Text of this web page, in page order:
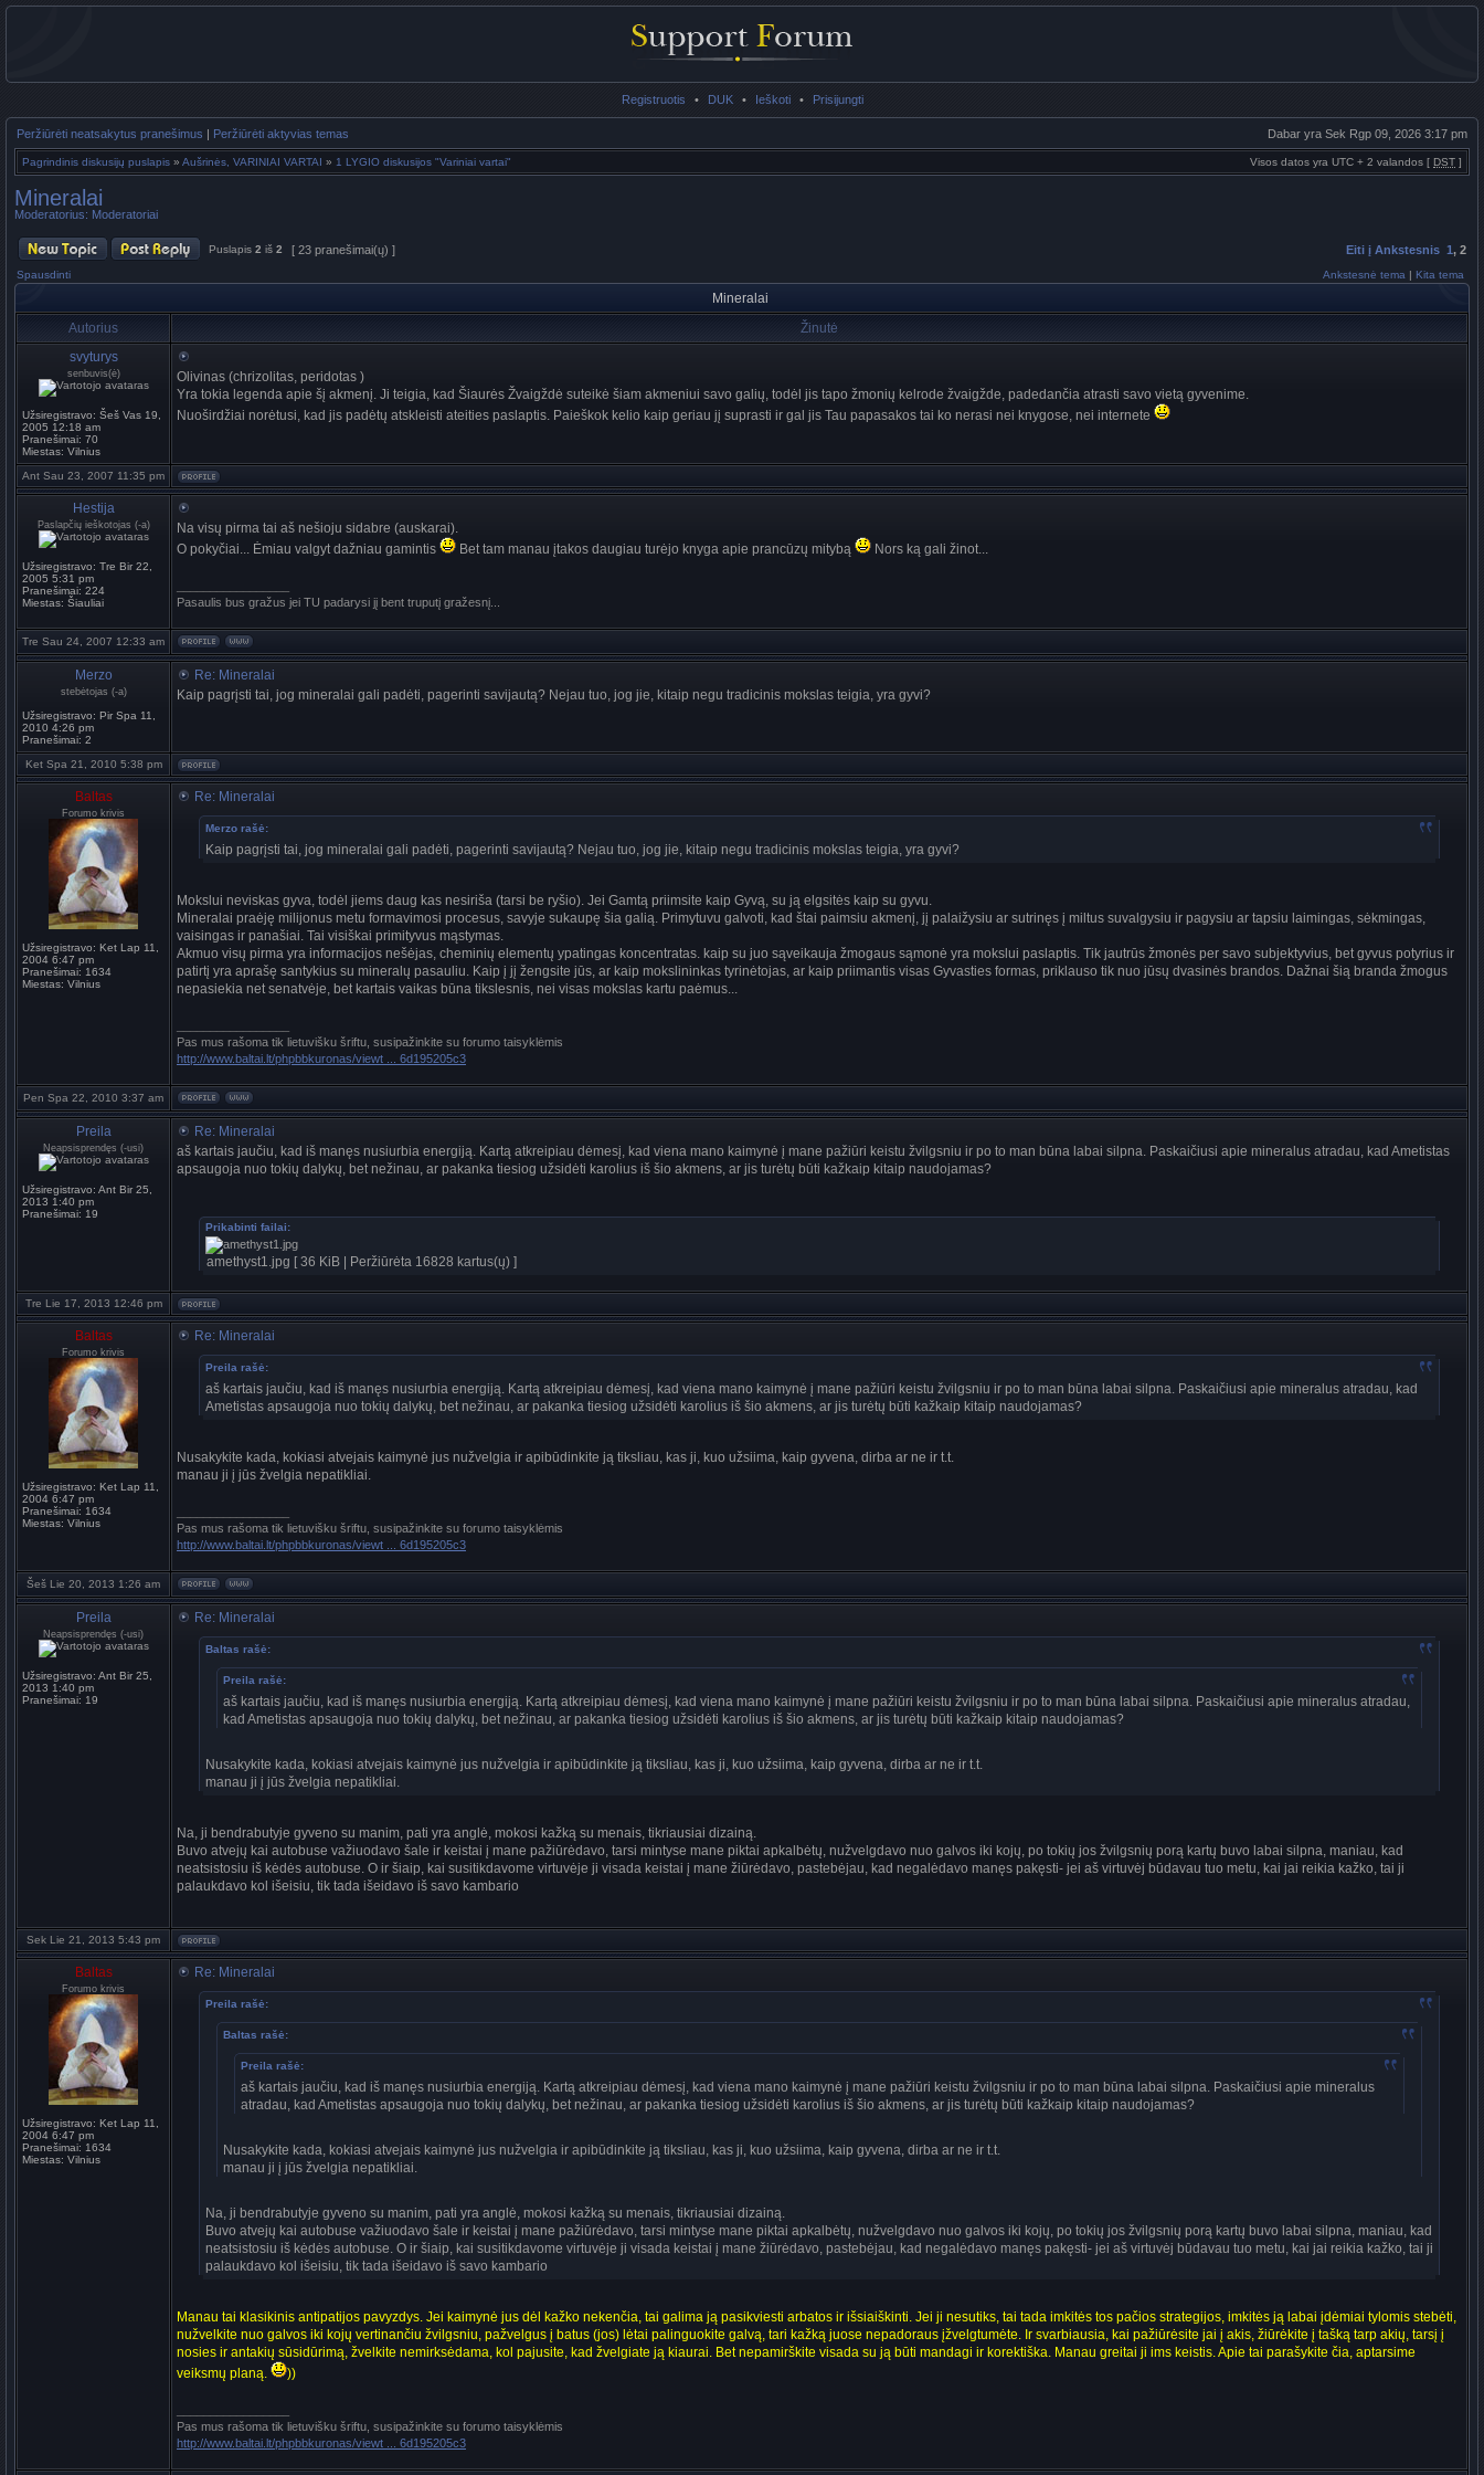
Registruotis • DUK • Ieškoti • Prisijungti
Peržiūrėti neatsakytus pranešimus | Peržiūrėti aktyvias temas Dabar yra Sek Rgp 09, 2026 3:17 pm
Pagrindinis diskusijų puslapis » Aušrinės, VARINIAI VARTAI » 1 LYGIO diskusijos "Variniai vartai" Visos datos yra UTC + 2 valandos [ DST ]
Mineralai
Moderatorius: Moderatoriai
Puslapis 2 iš 2 [ 23 pranešimai(ų) ] Eiti į Ankstesnis 1, 2
Spausdinti Ankstesnė tema | Kita tema
Mineralai
Autorius
Žinutė
svyturys
senbuvis(ė)
Užsiregistravo: Šeš Vas 19,
2005 12:18 am
Pranešimai: 70
Miestas: Vilnius
Olivinas (chrizolitas, peridotas )
Yra tokia legenda apie šį akmenį. Ji teigia, kad Šiaurės Žvaigždė suteikė šiam akmeniui savo galių, todėl jis tapo žmonių kelrode žvaigžde, padedančia atrasti savo vietą gyvenime.
Nuoširdžiai norėtusi, kad jis padėtų atskleisti ateities paslaptis. Paieškok kelio kaip geriau jį suprasti ir gal jis Tau papasakos tai ko nerasi nei knygose, nei internete
Ant Sau 23, 2007 11:35 pm
Hestija
Paslapčių ieškotojas (-a)
Užsiregistravo: Tre Bir 22,
2005 5:31 pm
Pranešimai: 224
Miestas: Šiauliai
Na visų pirma tai aš nešioju sidabre (auskarai).
O pokyčiai... Ėmiau valgyt dažniau gamintis
Bet tam manau įtakos daugiau turėjo knyga apie prancūzų mitybą Nors ką gali žinot...
Pasaulis bus gražus jei TU padarysi jį bent truputį gražesnį...
Tre Sau 24, 2007 12:33 am
Merzo
stebėtojas (-a)
Užsiregistravo: Pir Spa 11,
2010 4:26 pm
Pranešimai: 2
Re: Mineralai
Kaip pagrįsti tai, jog mineralai gali padėti, pagerinti savijautą? Nejau tuo, jog jie, kitaip negu tradicinis mokslas teigia, yra gyvi?
Ket Spa 21, 2010 5:38 pm
Baltas
Forumo krivis
Užsiregistravo: Ket Lap 11,
2004 6:47 pm
Pranešimai: 1634
Miestas: Vilnius
Re: Mineralai
Merzo rašė:
Kaip pagrįsti tai, jog mineralai gali padėti, pagerinti savijautą? Nejau tuo, jog jie, kitaip negu tradicinis mokslas teigia, yra gyvi?
Mokslui neviskas gyva, todėl jiems daug kas nesiriša (tarsi be ryšio). Jei Gamtą priimsite kaip Gyvą, su ją elgsitės kaip su gyvu.
Mineralai praėję milijonus metu formavimosi procesus, savyje sukaupę šia galią. Primytuvu galvoti, kad štai paimsiu akmenį, jį palaižysiu ar sutrinęs į miltus suvalgysiu ir pagysiu ar tapsiu laimingas, sėkmingas,
vaisingas ir panašiai. Tai visiškai primityvus mąstymas.
Akmuo visų pirma yra informacijos nešėjas, cheminių elementų ypatingas koncentratas. kaip su juo sąveikauja žmogaus sąmonė yra mokslui paslaptis. Tik jautrūs žmonės per savo subjektyvius, bet gyvus potyrius ir
patirtį yra aprašę santykius su mineralų pasauliu. Kaip į jį žengsite jūs, ar kaip mokslininkas tyrinėtojas, ar kaip priimantis visas Gyvasties formas, priklauso tik nuo jūsų dvasinės brandos. Dažnai šią branda žmogus
nepasiekia net senatvėje, bet kartais vaikas būna tikslesnis, nei visas mokslas kartu paėmus...
Pas mus rašoma tik lietuvišku šriftu, susipažinkite su forumo taisyklėmis
http://www.baltai.lt/phpbbkuronas/viewt ... 6d195205c3
Pen Spa 22, 2010 3:37 am
Preila
Neapsisprendęs (-usi)
Užsiregistravo: Ant Bir 25,
2013 1:40 pm
Pranešimai: 19
Re: Mineralai
aš kartais jaučiu, kad iš manęs nusiurbia energiją. Kartą atkreipiau dėmesį, kad viena mano kaimynė į mane pažiūri keistu žvilgsniu ir po to man būna labai silpna. Paskaičiusi apie mineralus atradau, kad Ametistas
apsaugoja nuo tokių dalykų, bet nežinau, ar pakanka tiesiog užsidėti karolius iš šio akmens, ar jis turėtų būti kažkaip kitaip naudojamas?
Prikabinti failai:
amethyst1.jpg [ 36 KiB | Peržiūrėta 16828 kartus(ų) ]
Tre Lie 17, 2013 12:46 pm
Baltas
Forumo krivis
Užsiregistravo: Ket Lap 11,
2004 6:47 pm
Pranešimai: 1634
Miestas: Vilnius
Re: Mineralai
Preila rašė:
aš kartais jaučiu, kad iš manęs nusiurbia energiją. Kartą atkreipiau dėmesį, kad viena mano kaimynė į mane pažiūri keistu žvilgsniu ir po to man būna labai silpna. Paskaičiusi apie mineralus atradau, kad
Ametistas apsaugoja nuo tokių dalykų, bet nežinau, ar pakanka tiesiog užsidėti karolius iš šio akmens, ar jis turėtų būti kažkaip kitaip naudojamas?
Nusakykite kada, kokiasi atvejais kaimynė jus nužvelgia ir apibūdinkite ją tiksliau, kas ji, kuo užsiima, kaip gyvena, dirba ar ne ir t.t.
manau ji į jūs žvelgia nepatikliai.
Pas mus rašoma tik lietuvišku šriftu, susipažinkite su forumo taisyklėmis
http://www.baltai.lt/phpbbkuronas/viewt ... 6d195205c3
Šeš Lie 20, 2013 1:26 am
Preila
Neapsisprendęs (-usi)
Užsiregistravo: Ant Bir 25,
2013 1:40 pm
Pranešimai: 19
Re: Mineralai
Baltas rašė:
Preila rašė:
aš kartais jaučiu, kad iš manęs nusiurbia energiją. Kartą atkreipiau dėmesį, kad viena mano kaimynė į mane pažiūri keistu žvilgsniu ir po to man būna labai silpna. Paskaičiusi apie mineralus atradau,
kad Ametistas apsaugoja nuo tokių dalykų, bet nežinau, ar pakanka tiesiog užsidėti karolius iš šio akmens, ar jis turėtų būti kažkaip kitaip naudojamas?
Nusakykite kada, kokiasi atvejais kaimynė jus nužvelgia ir apibūdinkite ją tiksliau, kas ji, kuo užsiima, kaip gyvena, dirba ar ne ir t.t.
manau ji į jūs žvelgia nepatikliai.
Na, ji bendrabutyje gyveno su manim, pati yra anglė, mokosi kažką su menais, tikriausiai dizainą.
Buvo atvejų kai autobuse važiuodavo šale ir keistai į mane pažiūrėdavo, tarsi mintyse mane piktai apkalbėtų, nužvelgdavo nuo galvos iki kojų, po tokių jos žvilgsnių porą kartų buvo labai silpna, maniau, kad
neatsistosiu iš kėdės autobuse. O ir šiaip, kai susitikdavome virtuvėje ji visada keistai į mane žiūrėdavo, pastebėjau, kad negalėdavo manęs pakęsti- jei aš virtuvėj būdavau tuo metu, kai jai reikia kažko, tai ji
palaukdavo kol išeisiu, tik tada išeidavo iš savo kambario
Sek Lie 21, 2013 5:43 pm
Baltas
Forumo krivis
Užsiregistravo: Ket Lap 11,
2004 6:47 pm
Pranešimai: 1634
Miestas: Vilnius
Re: Mineralai
Preila rašė:
Baltas rašė:
Preila rašė:
aš kartais jaučiu, kad iš manęs nusiurbia energiją. Kartą atkreipiau dėmesį, kad viena mano kaimynė į mane pažiūri keistu žvilgsniu ir po to man būna labai silpna. Paskaičiusi apie mineralus
atradau, kad Ametistas apsaugoja nuo tokių dalykų, bet nežinau, ar pakanka tiesiog užsidėti karolius iš šio akmens, ar jis turėtų būti kažkaip kitaip naudojamas?
Nusakykite kada, kokiasi atvejais kaimynė jus nužvelgia ir apibūdinkite ją tiksliau, kas ji, kuo užsiima, kaip gyvena, dirba ar ne ir t.t.
manau ji į jūs žvelgia nepatikliai.
Na, ji bendrabutyje gyveno su manim, pati yra anglė, mokosi kažką su menais, tikriausiai dizainą.
Buvo atvejų kai autobuse važiuodavo šale ir keistai į mane pažiūrėdavo, tarsi mintyse mane piktai apkalbėtų, nužvelgdavo nuo galvos iki kojų, po tokių jos žvilgsnių porą kartų buvo labai silpna, maniau, kad
neatsistosiu iš kėdės autobuse. O ir šiaip, kai susitikdavome virtuvėje ji visada keistai į mane žiūrėdavo, pastebėjau, kad negalėdavo manęs pakęsti- jei aš virtuvėj būdavau tuo metu, kai jai reikia kažko, tai ji
palaukdavo kol išeisiu, tik tada išeidavo iš savo kambario
Manau tai klasikinis antipatijos pavyzdys. Jei kaimynė jus dėl kažko nekenčia, tai galima ją pasikviesti arbatos ir išsiaiškinti. Jei ji nesutiks, tai tada imkitės tos pačios strategijos, imkitės ją labai įdėmiai tylomis stebėti,
nužvelkite nuo galvos iki kojų vertinančiu žvilgsniu, pažvelgus į batus (jos) lėtai palinguokite galvą, tari kažką juose nepadoraus įžvelgtumėte. Ir svarbiausia, kai pažiūrėsite jai į akis, žiūrėkite į tašką tarp akių, tarsį į
nosies ir antakių sūsidūrimą, žvelkite nemirksėdama, kol pajusite, kad žvelgiate ją kiaurai. Bet nepamirškite visada su ją būti mandagi ir korektiška. Manau greitai ji ims keistis. Apie tai parašykite čia, aptarsime
veiksmų planą.
))
Pas mus rašoma tik lietuvišku šriftu, susipažinkite su forumo taisyklėmis
http://www.baltai.lt/phpbbkuronas/viewt ... 6d195205c3